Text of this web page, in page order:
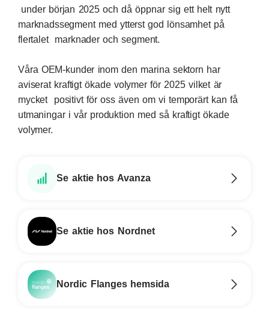
under början 2025 och då öppnar sig ett helt nytt
marknadssegment med ytterst god lönsamhet på
flertalet marknader och segment.
Våra OEM-kunder inom den marina sektorn har
aviserat kraftigt ökade volymer för 2025 vilket är
mycket positivt för oss även om vi temporärt kan få
utmaningar i vår produktion med så kraftigt ökade
volymer.
Se aktie hos Avanza
Se aktie hos Nordnet
Nordic Flanges hemsida